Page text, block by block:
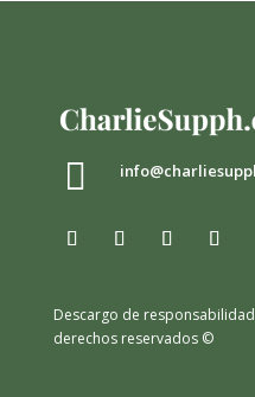

Descargo de
derechos reservados ©